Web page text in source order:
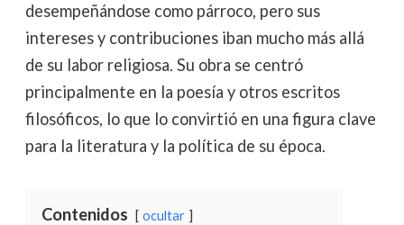
desempeñándose como párroco, pero sus
intereses y contribuciones iban mucho más allá
de su labor religiosa. Su obra se centró
principalmente en la poesía y otros escritos
filosóficos, lo que lo convirtió en una figura clave
para la literatura y la política de su época.
Contenidos ocultar